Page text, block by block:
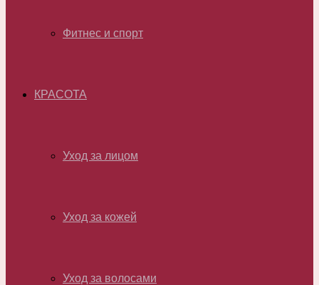
Фитнес и спорт
КРАСОТА
Уход за лицом
Уход за кожей
Уход за волосами